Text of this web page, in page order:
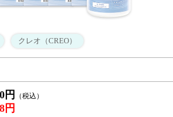
クレオ（CREO）
円
円